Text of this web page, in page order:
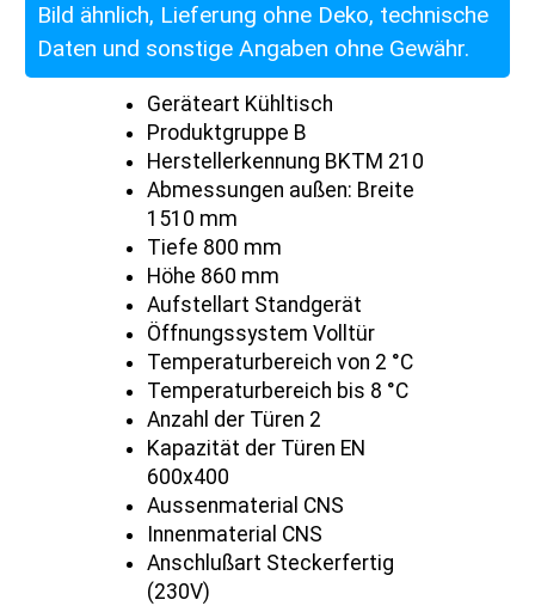
Bild ähnlich, Lieferung ohne Deko, technische
Daten und sonstige Angaben ohne Gewähr.
Geräteart Kühltisch
Produktgruppe B
Herstellerkennung BKTM 210
Abmessungen außen: Breite
1510 mm
Tiefe 800 mm
Höhe 860 mm
Aufstellart Standgerät
Öffnungssystem Volltür
Temperaturbereich von 2 °C
Temperaturbereich bis 8 °C
Anzahl der Türen 2
Kapazität der Türen EN
600x400
Aussenmaterial CNS
Innenmaterial CNS
Anschlußart Steckerfertig
(230V)